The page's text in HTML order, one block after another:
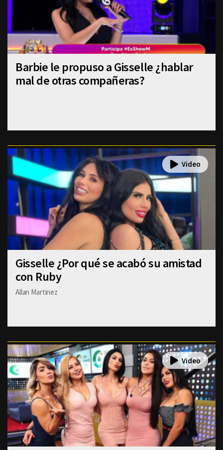
Barbie le propuso a Gisselle ¿hablar
mal de otras compañeras?
Gisselle ¿Por qué se acabó su amistad
con Ruby
Allan Martinez